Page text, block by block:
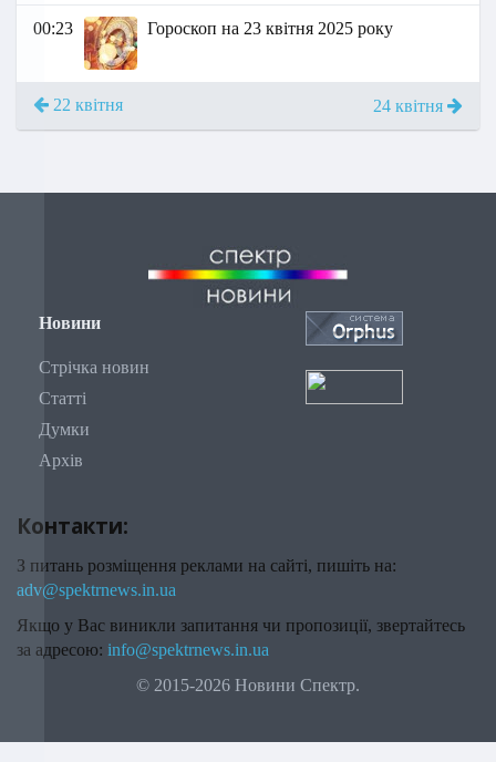
00:23 Гороскоп на 23 квітня 2025 року
22 квітня 24 квітня
Новини
Стрічка новин
Статті
Думки
Архів
Контакти:
З питань розміщення реклами на сайті, пишіть на:
adv@spektrnews.in.ua
Якщо у Вас виникли запитання чи пропозиції, звертайтесь
за адресою: info@spektrnews.in.ua
© 2015-2026 Новини Спектр.